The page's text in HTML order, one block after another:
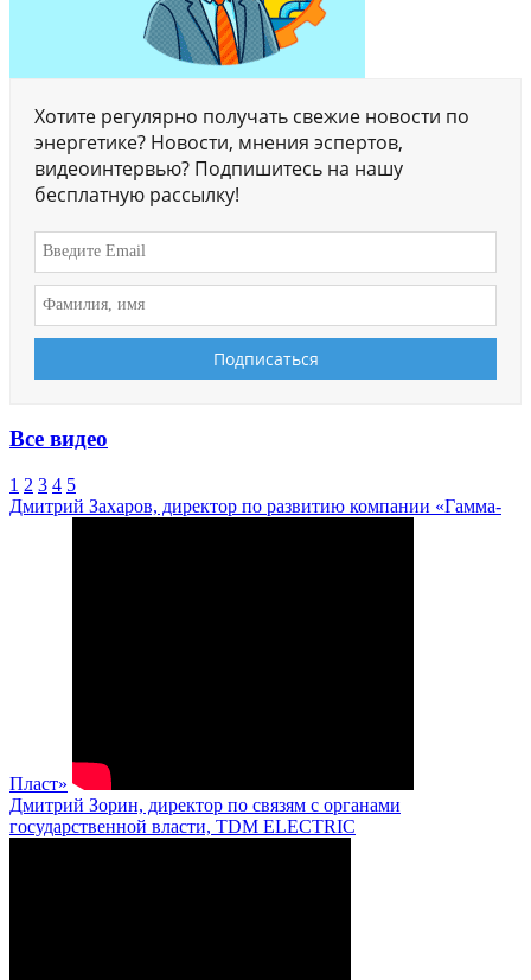
Хотите регулярно получать свежие новости по
энергетике? Новости, мнения эспертов,
видеоинтервью? Подпишитесь на нашу
бесплатную рассылку!
Все видео
1 2 3 4 5
Дмитрий Захаров, директор по развитию компании «Гамма-
Пласт»
Дмитрий Зорин, директор по связям с органами
государственной власти, TDM ELECTRIC